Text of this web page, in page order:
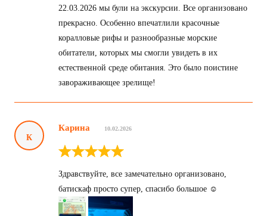
22.03.2026 мы були на экскурсии. Все организовано
прекрасно. Особенно впечатлили красочные
коралловые рифы и разнообразные морские
обитатели, которых мы смогли увидеть в их
естественной среде обитания. Это было поистине
завораживающее зрелище!
К
Карина 10.02.2026
Здравствуйте, все замечательно организовано,
батискаф просто супер, спасибо большое ☺️